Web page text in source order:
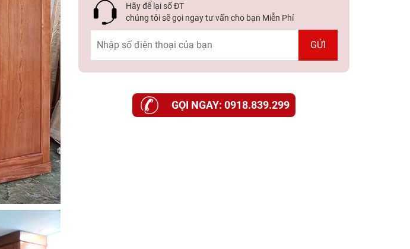
Hãy để lại số ĐT
chúng tôi sẽ gọi ngay tư vấn cho bạn Miễn Phí
GỌI NGAY: 0918.839.299